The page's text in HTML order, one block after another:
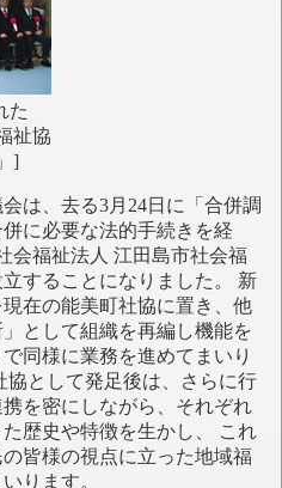
た
祉協
]
は、去る3月24日に「合併調
に必要な法的手続きを経
会福祉法人 江田島市社会福
することになりました。 新
在の能美町社協に置き、他
として組織を再編し機能を
同様に業務を進めてまいり
協として発足後は、さらに行
を密にしながら、それぞれ
歴史や特徴を生かし、 これ
皆様の視点に立った地域福
ります。